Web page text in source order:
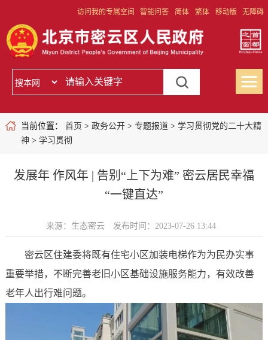
访问我的专属空间 智能问答 简体 繁体 移动版 无障碍
当前位置： 首页 > 政务公开> 专题报道> 学习贯彻党的二十大精
神 > 学习贯彻
发展年 作风年 | 告别“上下为难” 密云居民幸福
“一键直达”
来源：生态密云 发布时间：2023-07-26 13:44
密云区住建委将既有住宅小区加装电梯作为为民办实事
重要举措，不断完善老旧小区基础设施服务能力，有效改善
老年人出行难问题。